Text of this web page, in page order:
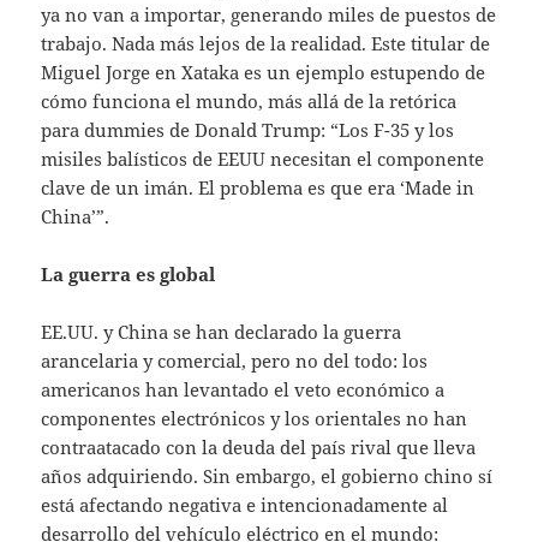
ya no van a importar, generando miles de puestos de
trabajo. Nada más lejos de la realidad. Este titular de
Miguel Jorge en Xataka es un ejemplo estupendo de
cómo funciona el mundo, más allá de la retórica
para dummies de Donald Trump: “Los F-35 y los
misiles balísticos de EEUU necesitan el componente
clave de un imán. El problema es que era ‘Made in
China’”.
La guerra es global
EE.UU. y China se han declarado la guerra
arancelaria y comercial, pero no del todo: los
americanos han levantado el veto económico a
componentes electrónicos y los orientales no han
contraatacado con la deuda del país rival que lleva
años adquiriendo. Sin embargo, el gobierno chino sí
está afectando negativa e intencionadamente al
desarrollo del vehículo eléctrico en el mundo: